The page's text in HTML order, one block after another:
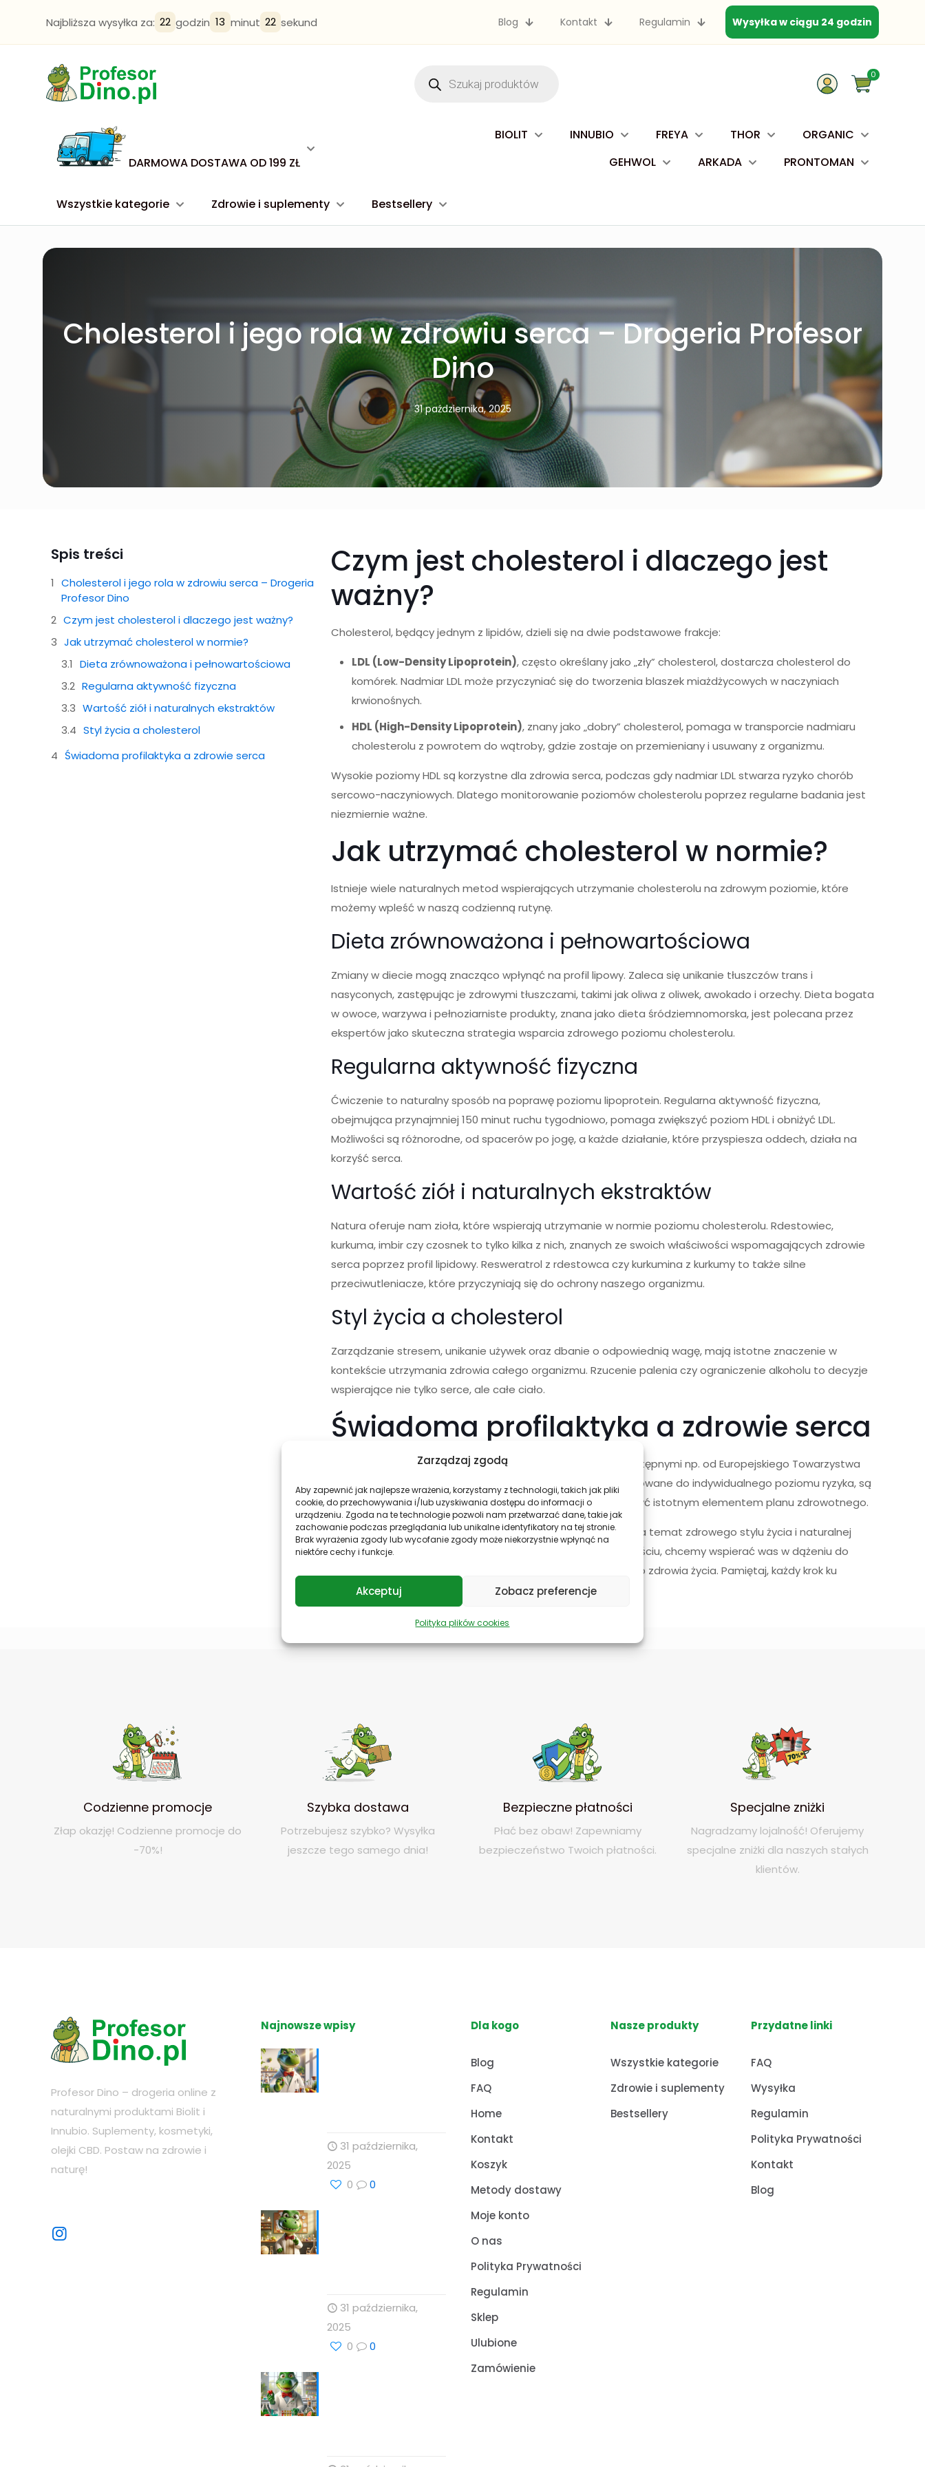
Zarządzaj zgodą
Aby zapewnić jak najlepsze wrażenia, korzystamy z technologii, takich jak pliki
cookie, do przechowywania i/lub uzyskiwania dostępu do informacji o
urządzeniu. Zgoda na te technologie pozwoli nam przetwarzać dane, takie jak
zachowanie podczas przeglądania lub unikalne identyfikatory na tej stronie.
Brak wyrażenia zgody lub wycofanie zgody może niekorzystnie wpłynąć na
niektóre cechy i funkcje.
Akceptuj Zobacz preferencje
Polityka plików cookies
Najbliższa wysyłka za: 22 godzin 13 minut 21 sekund Blog Kontakt Regulamin Wysyłka w ciągu 24 godzin
produktów 0
DARMOWA DOSTAWA OD 199 ZŁ
BIOLIT INNUBIO FREYA THOR
ORGANIC
GEHWOL
ARKADA PRONTOMAN
Wszystkie kategorie Zdrowie i suplementy Bestsellery
Cholesterol i jego rola w zdrowiu serca – Drogeria Profesor
Dino
31 października, 2025
Spis treści
Cholesterol i jego rola w zdrowiu serca – Drogeria
Profesor Dino
Czym jest cholesterol i dlaczego jest ważny?
Jak utrzymać cholesterol w normie?
Dieta zrównoważona i pełnowartościowa
Regularna aktywność fizyczna
Wartość ziół i naturalnych ekstraktów
Styl życia a cholesterol
Świadoma profilaktyka a zdrowie serca
Czym jest cholesterol i dlaczego jest
ważny?
Cholesterol, będący jednym z lipidów, dzieli się na dwie podstawowe frakcje:
LDL (Low-Density Lipoprotein), często określany jako „zły” cholesterol, dostarcza cholesterol do
komórek. Nadmiar LDL może przyczyniać się do tworzenia blaszek miażdżycowych w naczyniach
krwionośnych.
HDL (High-Density Lipoprotein), znany jako „dobry” cholesterol, pomaga w transporcie nadmiaru
cholesterolu z powrotem do wątroby, gdzie zostaje on przemieniany i usuwany z organizmu.
Wysokie poziomy HDL są korzystne dla zdrowia serca, podczas gdy nadmiar LDL stwarza ryzyko chorób
sercowo-naczyniowych. Dlatego monitorowanie poziomów cholesterolu poprzez regularne badania jest
niezmiernie ważne.
Jak utrzymać cholesterol w normie?
Istnieje wiele naturalnych metod wspierających utrzymanie cholesterolu na zdrowym poziomie, które
możemy wpleść w naszą codzienną rutynę.
Dieta zrównoważona i pełnowartościowa
Zmiany w diecie mogą znacząco wpłynąć na profil lipowy. Zaleca się unikanie tłuszczów trans i
nasyconych, zastępując je zdrowymi tłuszczami, takimi jak oliwa z oliwek, awokado i orzechy. Dieta bogata
w owoce, warzywa i pełnoziarniste produkty, znana jako dieta śródziemnomorska, jest polecana przez
ekspertów jako skuteczna strategia wsparcia zdrowego poziomu cholesterolu.
Regularna aktywność fizyczna
Ćwiczenie to naturalny sposób na poprawę poziomu lipoprotein. Regularna aktywność fizyczna,
obejmująca przynajmniej 150 minut ruchu tygodniowo, pomaga zwiększyć poziom HDL i obniżyć LDL.
Możliwości są różnorodne, od spacerów po jogę, a każde działanie, które przyspiesza oddech, działa na
korzyść serca.
Wartość ziół i naturalnych ekstraktów
Natura oferuje nam zioła, które wspierają utrzymanie w normie poziomu cholesterolu. Rdestowiec,
kurkuma, imbir czy czosnek to tylko kilka z nich, znanych ze swoich właściwości wspomagających zdrowie
serca poprzez profil lipidowy. Resweratrol z rdestowca czy kurkumina z kurkumy to także silne
przeciwutleniacze, które przyczyniają się do ochrony naszego organizmu.
Styl życia a cholesterol
Zarządzanie stresem, unikanie używek oraz dbanie o odpowiednią wagę, mają istotne znaczenie w
kontekście utrzymania zdrowia całego organizmu. Rzucenie palenia czy ograniczenie alkoholu to decyzje
wspierające nie tylko serce, ale całe ciało.
Świadoma profilaktyka a zdrowie serca
Warto podążać za aktualnymi wytycznymi medycznymi, dostępnymi np. od Europejskiego Towarzystwa
Kardiologicznego. Regularne badania profilaktyczne, dostosowane do indywidualnego poziomu ryzyka, są
niezmiernie ważne. Dla niektórych częstsze kontrole mogą być istotnym elementem planu zdrowotnego.
W ProfesorDino.pl staramy się dostarczać rzetelnej wiedzy na temat zdrowego stylu życia i naturalnej
profilaktyki. Dzięki naukowym podstawom i etycznemu podejściu, chcemy wspierać was w dążeniu do
równowagi i harmonii, które są kluczem do długiego i pełnego zdrowia życia. Pamiętaj, każdy krok ku
naturalnym rozwiązaniom to inwestycja w przyszłość.
Codzienne promocje
Złap okazję! Codzienne promocje do
-70%!
Szybka dostawa
Potrzebujesz szybko? Wysyłka
jeszcze tego samego dnia!
Bezpieczne płatności
Płać bez obaw! Zapewniamy
bezpieczeństwo Twoich płatności.
Specjalne zniżki
Nagradzamy lojalność! Oferujemy
specjalne zniżki dla naszych stałych
klientów.
Profesor Dino – drogeria online z
naturalnymi produktami Biolit i
Innubio. Suplementy, kosmetyki,
olejki CBD. Postaw na zdrowie i
naturę!
Najnowsze wpisy
31 października,
2025
0
0
31 października,
2025
0
0
Dla kogo
Blog
FAQ
Home
Kontakt
Koszyk
Metody dostawy
Moje konto
O nas
Polityka Prywatności
Regulamin
Sklep
Ulubione
Zamówienie
Nasze produkty
Wszystkie kategorie
Zdrowie i suplementy
Bestsellery
Przydatne linki
FAQ
Wysyłka
Regulamin
Polityka Prywatności
Kontakt
Blog